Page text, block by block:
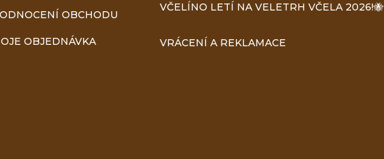
OBCHODU
OBJEDNÁVKA
VČELÍNO LETÍ NA VELETRH VČELA 2026!🐝
VRÁCENÍ A REKLAMACE